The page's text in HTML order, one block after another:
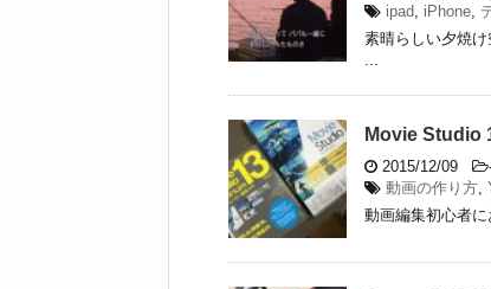
ipad
iPhone
素晴らしい夕焼
Movie Studio
2015/12/09
動画の作り方
動画編集初心者